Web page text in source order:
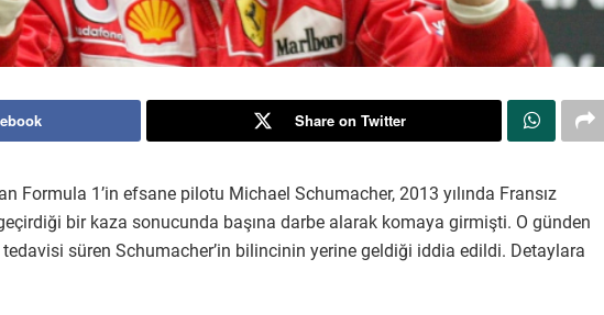
Share on Twitter
Formula 1’in efsane pilotu Michael Schumacher, 2013 yılında Fransız
bir kaza sonucunda başına darbe alarak komaya girmişti. O günden
süren Schumacher’in bilincinin yerine geldiği iddia edildi. Detaylara